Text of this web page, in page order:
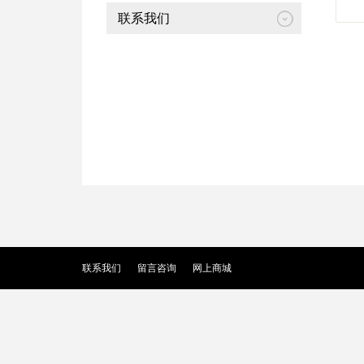
联系我们
联系我们 留言咨询 网上商城